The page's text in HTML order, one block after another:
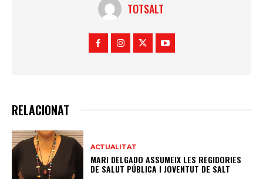
TOTSALT
RELACIONAT
ACTUALITAT
MARI DELGADO ASSUMEIX LES REGIDORIES
DE SALUT PÚBLICA I JOVENTUT DE SALT